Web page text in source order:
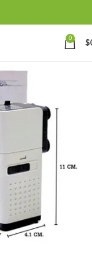
0
$